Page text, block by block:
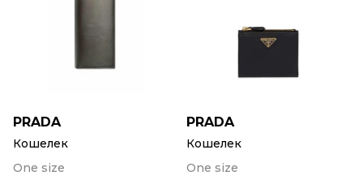
PRADA
Кошелек
One size
PRADA
Кошелек
One size